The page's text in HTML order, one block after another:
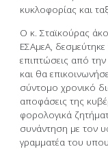
κυκλοφορίας και
Ο κ. Σταϊκούρας
ΕΣΑμεΑ, δεσμεύτηκε
επιπτώσεις από
και θα
σύντομο χρονικό
αποφάσεις της
φορολογικά
συνάντηση με τον
γραμματέα του